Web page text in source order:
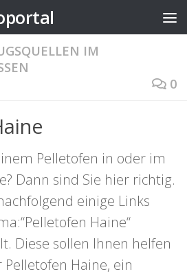
IM
0
Pelletofen in oder im
Dann sind Sie hier richtig.
einige Links
Haine“
Diese sollen Ihnen helfen
Haine, ein